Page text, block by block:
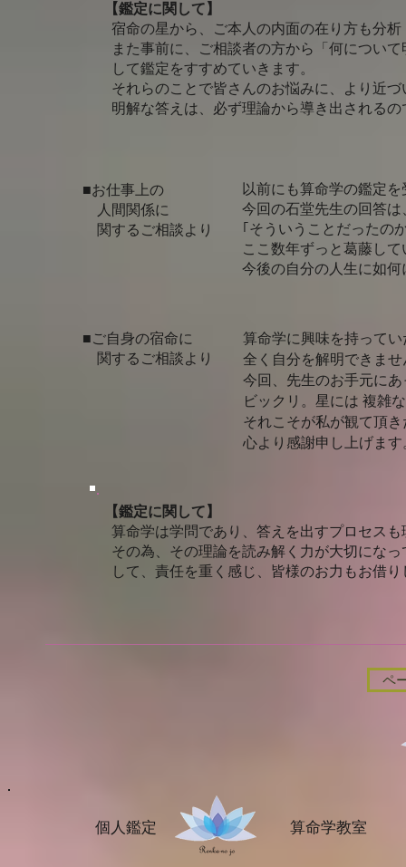
【鑑定に関して】
宿命の星から、ご本人の内面の在り方も分
また事前に、ご相談者の方から「何につい
して鑑定をすすめていきます。
それらのことで皆さんのお悩みに、より近
明解な答えは、必ず理論から導き出されるの
■お仕事上の
人間関係に
関するご相談より
以前にも算命学の鑑定
今回の石堂先生の回答
｢そういうことだったの
ここ数年ずっと葛藤し
今後の自分の人生に如何
■ご自身の宿命に
関するご相談より
算命学に興味を持って
全く自分を解明できま
今回、先生のお手元に
ビックリ。星には 複雑
それこそが私が観て頂
心より感
【鑑定に関して】
算命学は学問であり、答えを出すプロセス
その為、その理論を読み解く力が大切にな
して、責任を重く感じ、皆様のお力もお借
ペ
個人鑑定 算命学教室